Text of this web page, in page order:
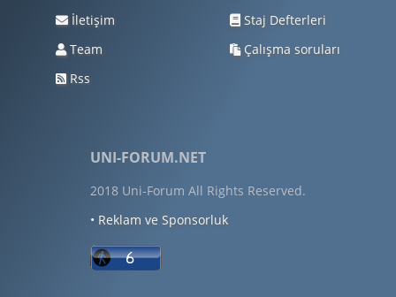
İletişim
Team
Rss
Staj Defterleri
Çalışma soruları
UNI-FORUM.NET
2018 Uni-Forum All Rights Reserved.
• Reklam ve Sponsorluk